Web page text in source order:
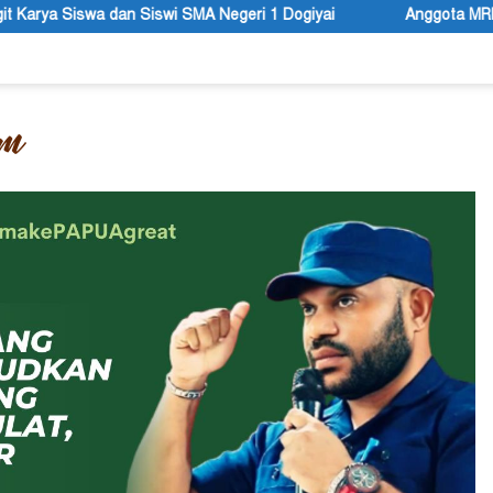
1 Dogiyai Anggota MRP Papua Pegunungan dan Forum